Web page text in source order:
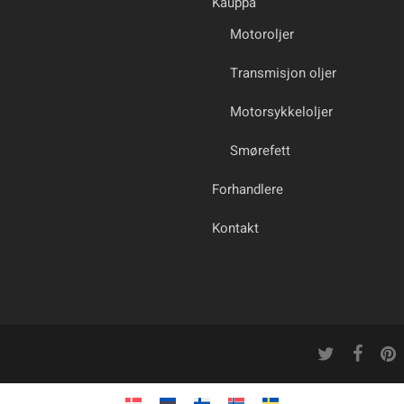
Motoroljer
Transmisjon oljer
Motorsykkeloljer
Smørefett
Forhandlere
Kontakt
twitter facebook